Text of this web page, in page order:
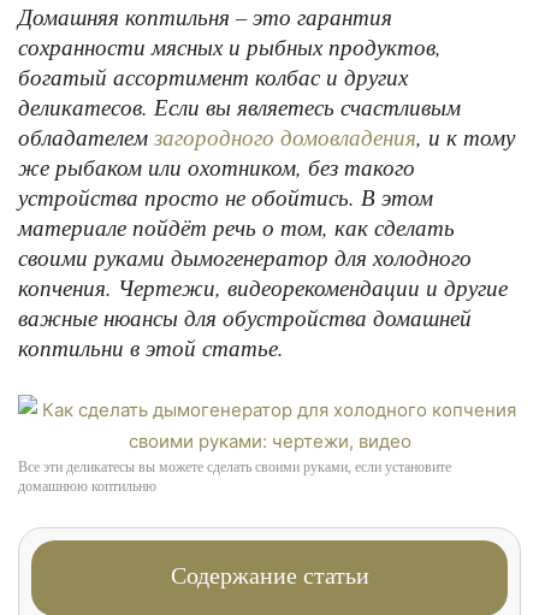
Домашняя коптильня – это гарантия
сохранности мясных и рыбных продуктов,
богатый ассортимент колбас и других
деликатесов. Если вы являетесь счастливым
обладателем загородного домовладения, и к тому
же рыбаком или охотником, без такого
устройства просто не обойтись. В этом
материале пойдёт речь о том, как сделать
своими руками дымогенератор для холодного
копчения. Чертежи, видеорекомендации и другие
важные нюансы для обустройства домашней
коптильни в этой статье.
Все эти деликатесы вы можете сделать своими руками, если установите
домашнюю коптильню
Содержание статьи